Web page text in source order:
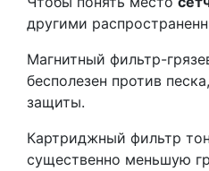
другими
Магнитный фильтр-
бесполезен против
защиты.
Картриджный фильтр
существенно меньшую